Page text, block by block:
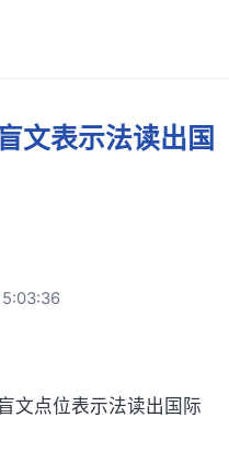
文表示法读出国
文点位表示法读出国际